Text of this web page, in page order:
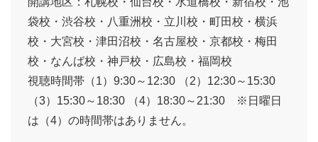
袋校・渋谷校・八重洲校・立川校・町田校・横浜
校・大宮校・津田沼校・名古屋校・京都校・梅田
校・なんば校・神戸校・広島校・福岡校
視聴時間帯（1）9:30～12:30 （2）12:30～15:30
（3）15:30～18:30 （4）18:30～21:30 ※日曜日
は（4）の時間帯はありません。